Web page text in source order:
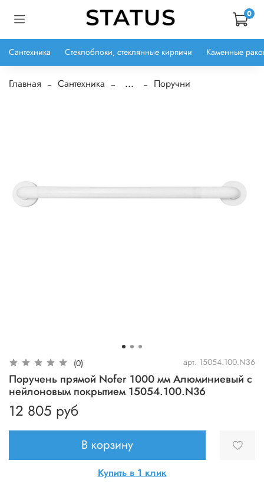
0
Сантехника Стеклоблоки, стеклянные кирпичи Каменные
Главная Сантехника ... Поручни
(0) арт. 15054.100.N36
Поручень прямой Nofer 1000 мм Алюминиевый с
нейлоновым покрытием 15054.100.N36
12 805 руб
В корзину
Купить в 1 клик